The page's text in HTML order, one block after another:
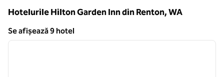
Hotelurile Hilton Garden Inn din Renton,WA
Se afișează 9 hotel
Se afișează 9 hotel
1 din 12